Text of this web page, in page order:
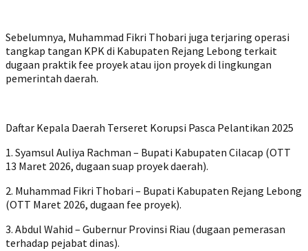
Sebelumnya, Muhammad Fikri Thobari juga terjaring operasi
tangkap tangan KPK di Kabupaten Rejang Lebong terkait
dugaan praktik fee proyek atau ijon proyek di lingkungan
pemerintah daerah.
Daftar Kepala Daerah Terseret Korupsi Pasca Pelantikan 2025
1. Syamsul Auliya Rachman – Bupati Kabupaten Cilacap (OTT
13 Maret 2026, dugaan suap proyek daerah).
2. Muhammad Fikri Thobari – Bupati Kabupaten Rejang Lebong
(OTT Maret 2026, dugaan fee proyek).
3. Abdul Wahid – Gubernur Provinsi Riau (dugaan pemerasan
terhadap pejabat dinas).